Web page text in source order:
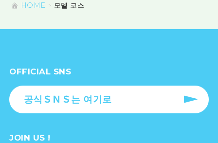
HOME 모델 코스
OFFICIAL SNS
공식ＳＮＳ는 여기로
JOIN US !